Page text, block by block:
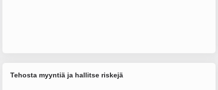
Tehosta myyntiä ja hallitse riskejä